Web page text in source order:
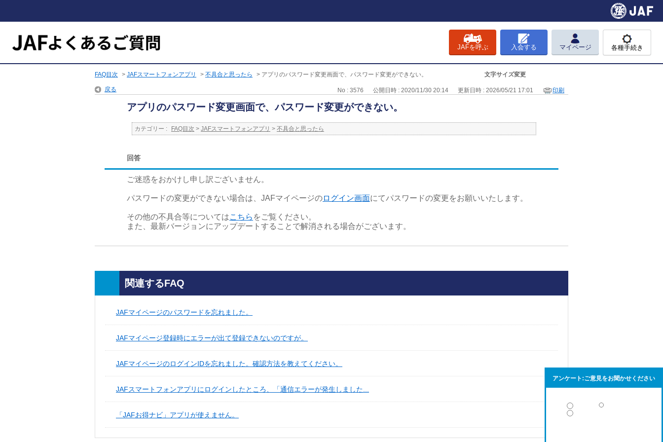
JAFを呼ぶ 入会する マイページ 各種手続き
文字サイズ変更
FAQ目次 > JAFスマートフォンアプリ > 不具合と思ったら > アプリのパスワード変更画面で、パスワード変更ができない。
戻る No : 3576 公開日時 : 2020/11/30 20:14 更新日時 : 2026/05/21 17:01 印刷
アプリのパスワード変更画面で、パスワード変更ができない。
カテゴリー : FAQ目次 > JAFスマートフォンアプリ > 不具合と思ったら
回答
ご迷惑をおかけし申し訳ございません。
パスワードの変更ができない場合は、JAFマイページのログイン画面にてパスワードの変更をお願いいたします。
その他の不具合等についてはこちら をご覧ください。
また、最新バージョンにアップデートすることで解消される場合がございます。
関連するFAQ
JAFマイページのパスワードを忘れました。
JAFマイページ登録時にエラーが出て登録できないのですが。
JAFマイページのログインIDを忘れました。確認方法を教えてください。
JAFスマートフォンアプリにログインしたところ、「通信エラーが発生しました...
「JAFお得ナビ」アプリが使えません。
アンケート:ご意見をお聞かせください